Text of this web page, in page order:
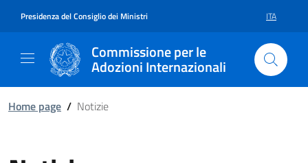
Presidenza del Consiglio dei Ministri ITA
Commissione per le
Adozioni Internazionali
Home page / Notizie